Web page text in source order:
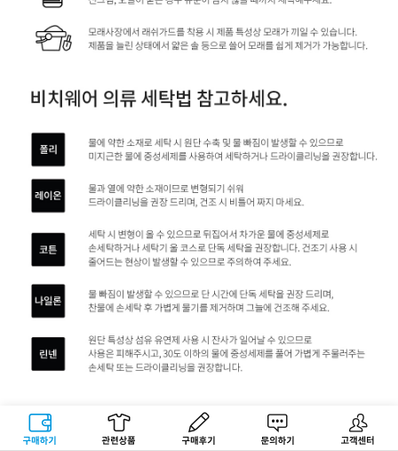
구매하기 관련상품 상품후기 문의하기 고객센터